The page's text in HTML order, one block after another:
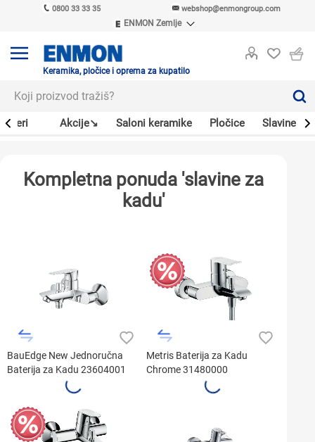
0800 33 33 35 webshop@enmongroup.com
ENMON Zemlje
ENMON MKD
Keramika, pločice i oprema za kupatilo
Akcije↘ Saloni keramike Pločice Slavine
Kompletna ponuda 'slavine za
kadu'
BauEdge New Jednoručna
Baterija za Kadu 23604001
Metris Baterija za Kadu
Chrome 31480000